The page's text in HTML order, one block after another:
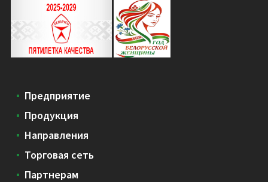
Предприятие
Продукция
Направления
Торговая сеть
Партнерам